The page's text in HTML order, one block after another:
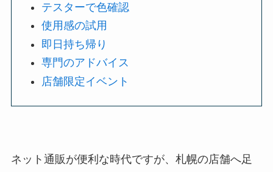
テスターで色確認
使用感の試用
即日持ち帰り
専門のアドバイス
店舗限定イベント
ネット通販が便利な時代ですが、札幌の店舗へ足